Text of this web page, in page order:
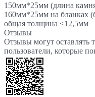
150мм*25мм (длина
160мм*25мм на бланках
общая толщина <12,5мм
Отзывы
Отзывы могут оставлять
пользователи, которые